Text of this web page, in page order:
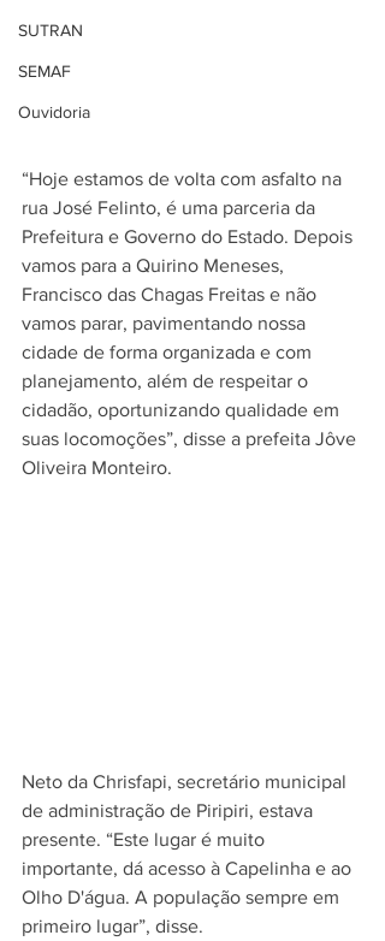
SUTRAN
SEMAF
Ouvidoria
“Hoje estamos de volta com asfalto na
rua José Felinto, é uma parceria da
Prefeitura e Governo do Estado. Depois
vamos para a Quirino Meneses,
Francisco das Chagas Freitas e não
vamos parar, pavimentando nossa
cidade de forma organizada e com
planejamento, além de respeitar o
cidadão, oportunizando qualidade em
suas locomoções”, disse a prefeita Jôve
Oliveira Monteiro.
Neto da Chrisfapi, secretário municipal
de administração de Piripiri, estava
presente. “Este lugar é muito
importante, dá acesso à Capelinha e ao
Olho D'água. A população sempre em
primeiro lugar”, disse.